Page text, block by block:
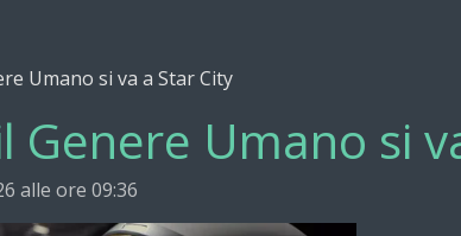
Umano si va a Star City
Genere Umano si
alle ore 09:36